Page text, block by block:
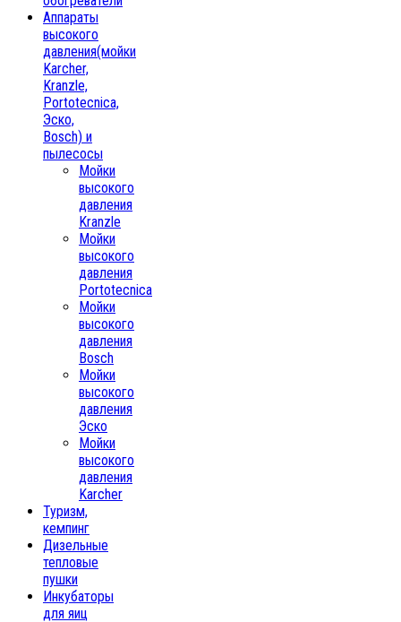
Аппараты
высокого
давления(мойки
Karcher,
Kranzle,
Portotecnica,
Эско,
Bosch) и
пылесосы
Мойки
высокого
давления
Kranzle
Мойки
высокого
давления
Portotecnica
Мойки
высокого
давления
Bosch
Мойки
высокого
давления
Эско
Мойки
высокого
давления
Karcher
Туризм,
кемпинг
Дизельные
тепловые
пушки
Инкубаторы
для яиц